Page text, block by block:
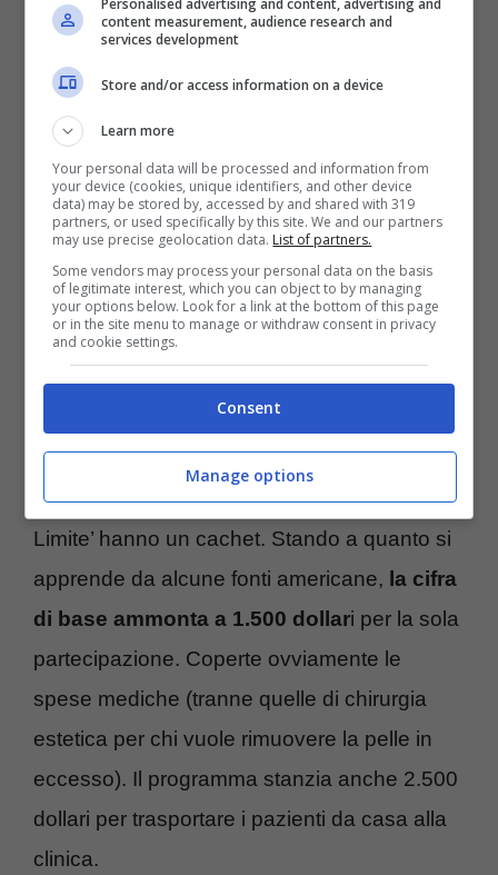
salute drammatiche, superando ad
esempio i 200 kg di peso corporeo e
Con l’aiuto di Nowzaradan, che ha metodi
sicuramente alquanto duri, questi individui si
volentieri risultati da urlo (la trasformazione di
Ola è tra le più scioccanti
). C’è una domanda
che i telespettatori si pongono: i pazienti di
Dottor Now percepiscono un compenso? A
quanto pare, come per tutti i programmi
televisivi, anche i protagonisti di ‘Vite al
Limite’ hanno un cachet. Stando a quanto si
apprende da alcune fonti americane, la cifra
di base ammonta a 1.500 dollari per la sola
partecipazione. Coperte ovviamente le
spese mediche (tranne quelle di chirurgia
estetica per chi vuole rimuovere la pelle in
eccesso). Il programma stanzia anche 2.500
dollari per trasportare i pazienti da casa alla
clinica.
Personalised advertising and content, advertising and
content measurement, audience research and
services development
Store and/or access information on a device
Learn more
Your personal data will be processed and information from
your device (cookies, unique identifiers, and other device
data) may be stored by, accessed by and shared with 319
partners, or used specifically by this site. We and our partners
may use precise geolocation data. List of partners.
Some vendors may process your personal data on the basis
of legitimate interest, which you can object to by managing
your options below. Look for a link at the bottom of this page
or in the site menu to manage or withdraw consent in privacy
and cookie settings.
Consent
Manage options